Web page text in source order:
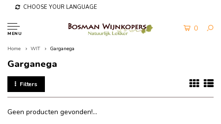
CHOOSE YOUR LANGUAGE
MENU
0
Home WIT Garganega
Garganega
Filters
Geen producten gevonden!...